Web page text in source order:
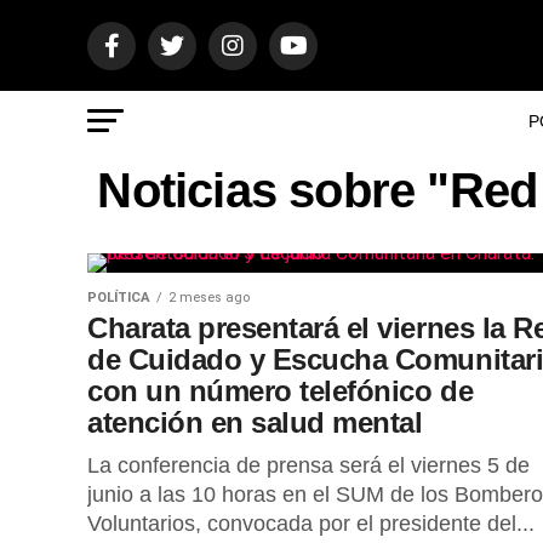
Noticias sobre
POLÍTICA 2 meses ago
Charata presentará el viernes la
de Cuidado y Escucha
con un número telefónico de
atención en salud mental
La conferencia de prensa será el viernes 5 de
junio a las 10 horas en el SUM de los
Voluntarios, convocada por el presidente del...